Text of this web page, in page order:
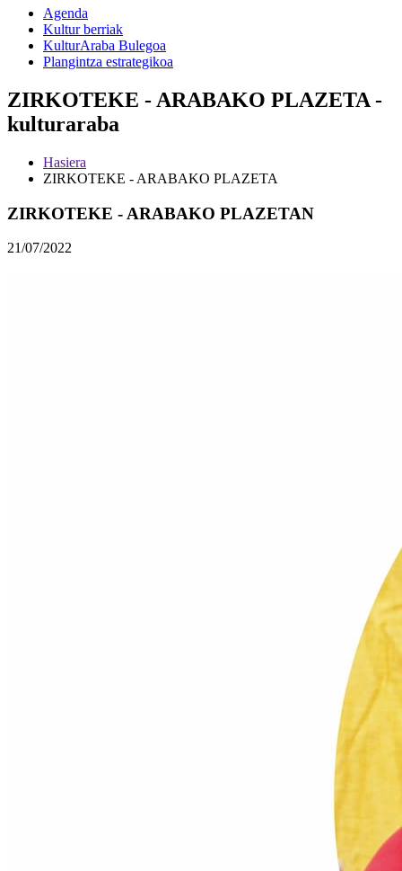
Agenda
Kultur berriak
KulturAraba Bulegoa
Plangintza estrategikoa
ZIRKOTEKE - ARABAKO PLAZETA -
kulturaraba
Hasiera
ZIRKOTEKE - ARABAKO PLAZETA
ZIRKOTEKE - ARABAKO PLAZETAN
21/07/2022